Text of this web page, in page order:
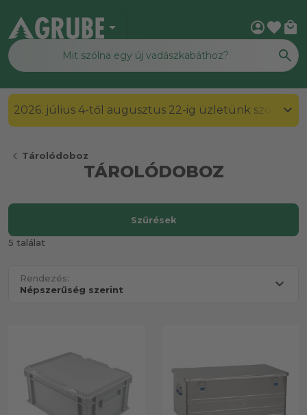
arrow_drop_down account_circlefavorite local_mall
2026. július 4-től augusztus 22-ig üzletünk
chevron_left Tárolódoboz
TÁROLÓDOBOZ
5 találat
Rendezés:
Szűrések